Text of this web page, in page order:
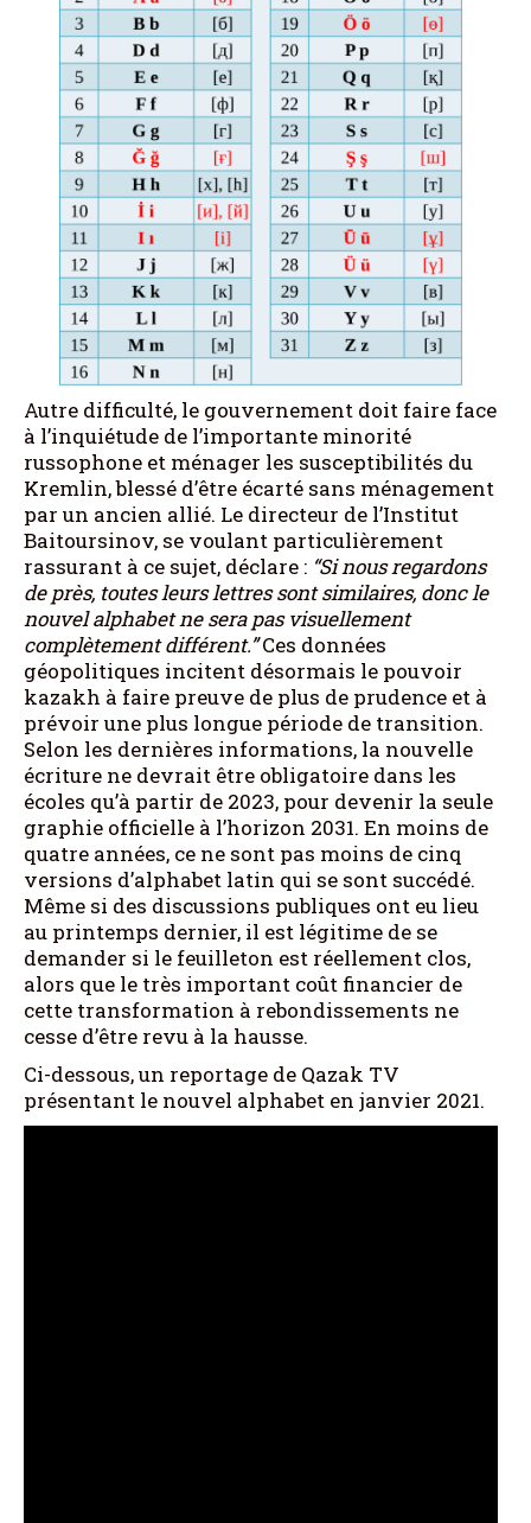
Autre difficulté, le gouvernement doit faire face
à l’inquiétude de l’importante minorité
russophone et ménager les susceptibilités du
Kremlin, blessé d’être écarté sans ménagement
par un ancien allié. Le directeur de l’Institut
Baitoursinov, se voulant particulièrement
rassurant à ce sujet, déclare : “Si nous regardons
de près, toutes leurs lettres sont similaires, donc le
nouvel alphabet ne sera pas visuellement
complètement différent.”Ces données
géopolitiques incitent désormais le pouvoir
kazakh à faire preuve de plus de prudence et à
prévoir une plus longue période de transition.
Selon les dernières informations, la nouvelle
écriture ne devrait être obligatoire dans les
écoles qu’à partir de 2023, pour devenir la seule
graphie officielle à l’horizon 2031. En moins de
quatre années, ce ne sont pas moins de cinq
versions d’alphabet latin qui se sont succédé.
Même si des discussions publiques ont eu lieu
au printemps dernier, il est légitime de se
demander si le feuilleton est réellement clos,
alors que le très important coût financier de
cette transformation à rebondissements ne
cesse d’être revu à la hausse.
Ci-dessous, un reportage de Qazak TV
présentant le nouvel alphabet en janvier 2021.